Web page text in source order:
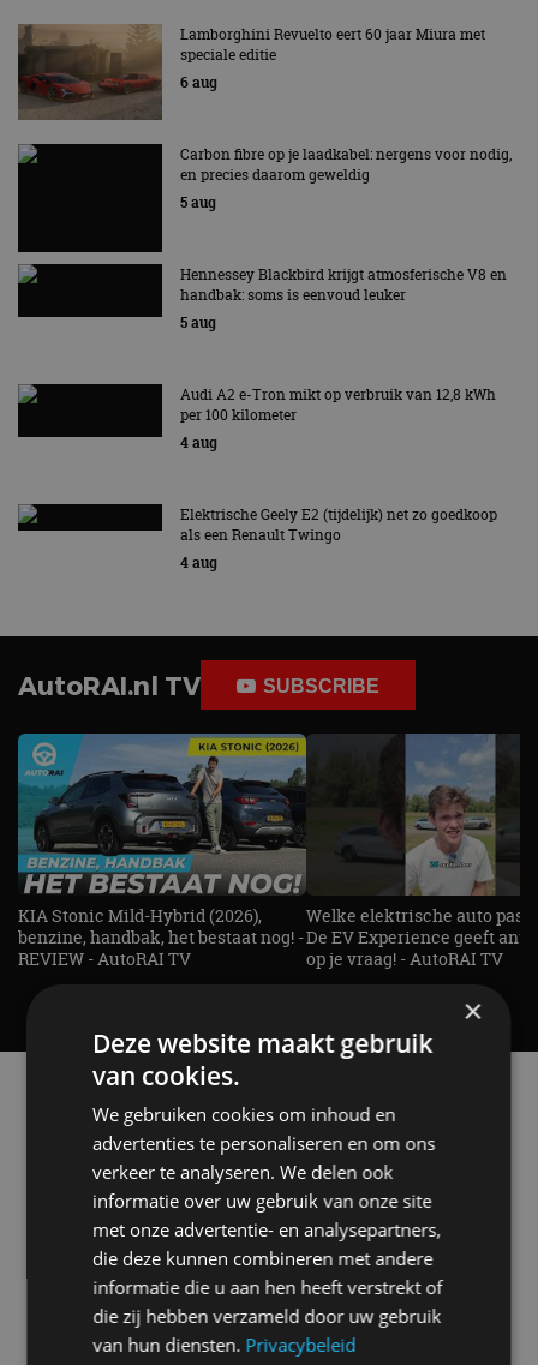
Lamborghini Revuelto eert 60 jaar Miura met
speciale editie
6 aug
Carbon fibre op je laadkabel: nergens voor nodig,
en precies daarom geweldig
5 aug
Hennessey Blackbird krijgt atmosferische V8 en
handbak: soms is eenvoud leuker
5 aug
Audi A2 e-Tron mikt op verbruik van 12,8 kWh
per 100 kilometer
4 aug
Elektrische Geely E2 (tijdelijk) net zo goedkoop
als een Renault Twingo
4 aug
AutoRAI.nl TV SUBSCRIBE
KIA Stonic Mild-Hybrid (2026),
benzine, handbak, het bestaat nog! -
REVIEW - AutoRAI TV
Welke elektrische auto past
De EV Experience geeft
op je vraag! - AutoRAI TV
Alle automerken
Selecteer een merk voor meer informatie, modellen
en alle nieuwsberichten
Abarth Aiways Alfa Romeo Alpine
×
Deze website maakt gebruik
van cookies.
We gebruiken cookies om inhoud en
advertenties te personaliseren en om ons
verkeer te analyseren. We delen ook
informatie over uw gebruik van onze site
met onze advertentie- en analysepartners,
die deze kunnen combineren met andere
informatie die u aan hen heeft verstrekt of
die zij hebben verzameld door uw gebruik
van hun diensten. Privacybeleid